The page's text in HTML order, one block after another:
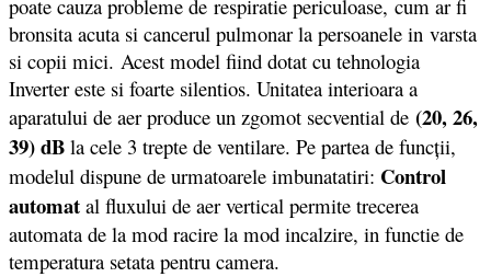
poate cauza probleme de respiratie periculoase, cum ar fi
bronsita acuta si cancerul pulmonar la persoanele in varsta
si copii mici. Acest model fiind dotat cu tehnologia
Inverter este si foarte silentios. Unitatea interioara a
aparatului de aer produce un zgomot secvential de (20, 26,
39) dB la cele 3 trepte de ventilare. Pe partea de funcții,
modelul dispune de urmatoarele imbunatatiri: Control
automat al fluxului de aer vertical permite trecerea
automata de la mod racire la mod incalzire, in functie de
temperatura setata pentru camera.